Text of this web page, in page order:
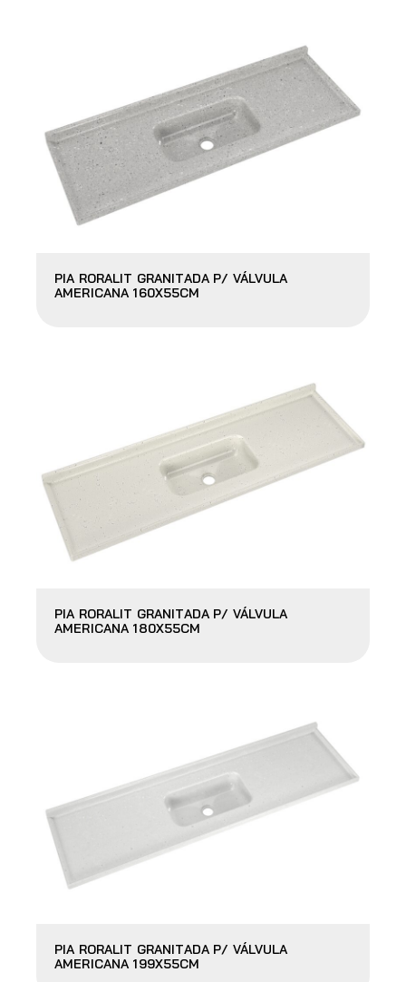
PIA RORALIT GRANITADA P/ VÁLVULA
AMERICANA 160X55CM
PIA RORALIT GRANITADA P/ VÁLVULA
AMERICANA 180X55CM
PIA RORALIT GRANITADA P/ VÁLVULA
AMERICANA 199X55CM